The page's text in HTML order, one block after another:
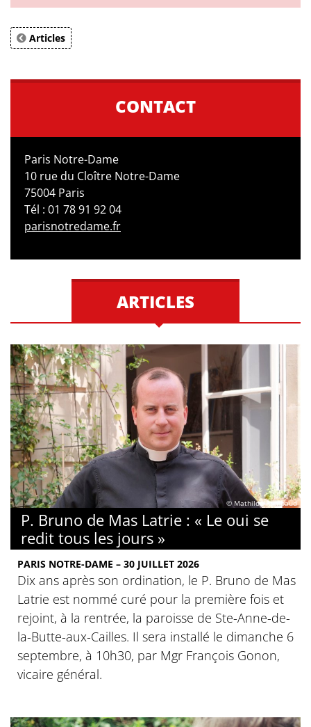
Articles
CONTACT
Paris Notre-Dame
10 rue du Cloître Notre-Dame
75004 Paris
Tél : 01 78 91 92 04
parisnotredame.fr
ARTICLES
© Mathilde Rambaud
P. Bruno de Mas Latrie : « Le oui se
redit tous les jours »
PARIS NOTRE-DAME – 30 JUILLET 2026
Dix ans après son ordination, le P. Bruno de Mas
Latrie est nommé curé pour la première fois et
rejoint, à la rentrée, la paroisse de Ste-Anne-de-
la-Butte-aux-Cailles. Il sera installé le dimanche 6
septembre, à 10h30, par Mgr François Gonon,
vicaire général.